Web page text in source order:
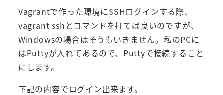
Vagrantで作った環境にSSHログインする際、
vagrant sshとコマンドを打てば良いのですが、
Windowsの場合はそうもいきません。私のPCに
はPuttyが入れてあるので、Puttyで接続すること
にします。
下記の内容でログイン出来ます。